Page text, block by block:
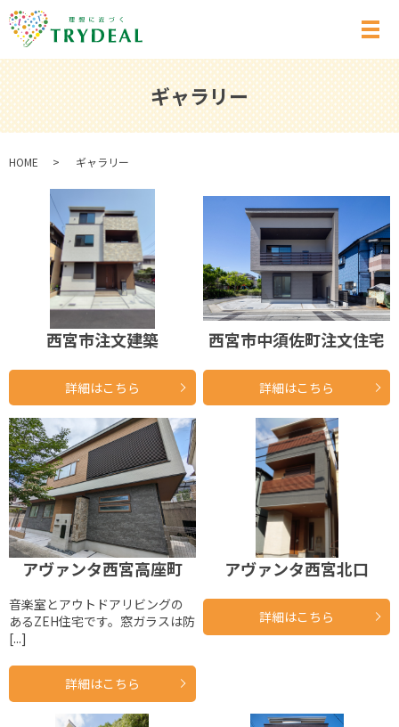
メ
ギャラリー
HOME ギャラリー
西宮市注文建築
詳細はこちら
西宮市中須佐町注文住宅
詳細はこちら
アヴァンタ西宮高座町
音楽室とアウトドアリビングの
あるZEH住宅です。窓ガラスは防
[...]
詳細はこちら
アヴァンタ西宮北口
詳細はこちら